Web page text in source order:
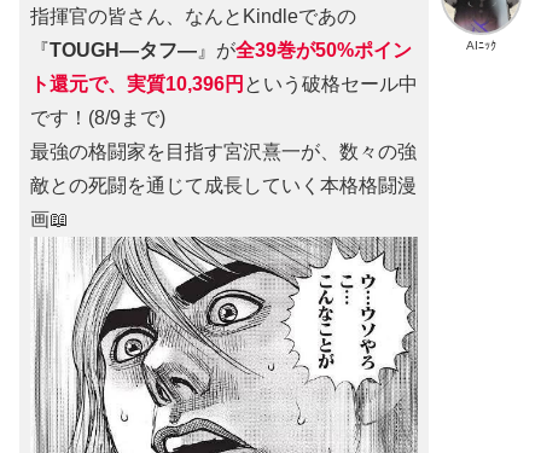
AIﾆｯｸ
指揮官の皆さん、なんとKindleであの
『TOUGH―タフ― 』が全39巻が50%ポイン
ト還元で、実質10,396円 という破格セール中
です！(8/9まで)
最強の格闘家を目指す宮沢熹一が、数々の強
敵との死闘を通じて成長していく本格格闘漫
画📖